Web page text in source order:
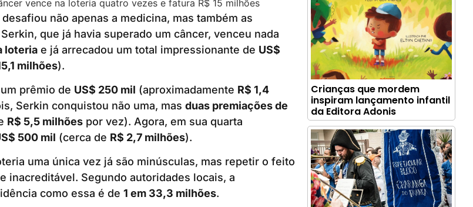
não apenas a medicina, mas também as
que já havia superado um câncer, venceu nada
loteriae já arrecadou um total impressionante de US$
milhões).
prêmio de US$ 250 mil (aproximadamente R$ 1,4
Serkin conquistou não uma, mas duas premiações de
R$ 5,5 milhõespor vez). Agora, em sua quarta
500 mil (cerca de R$ 2,7 milhões).
uma única vez já são minúsculas, mas repetir o feito
inacreditável. Segundo autoridades locais, a
como essa é de 1 em 33,3 milhões.
Crianças que mordem
inspiram lançamento infantil
da Editora Adonis